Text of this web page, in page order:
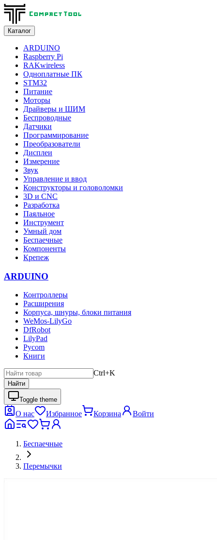
Каталог
ARDUINO
Raspberry Pi
RAKwireless
Одноплатные ПК
STM32
Питание
Моторы
Драйверы и ШИМ
Беспроводные
Датчики
Программирование
Преобразователи
Дисплеи
Измерение
Звук
Управление и ввод
Конструкторы и головоломки
3D и CNC
Разработка
Паяльное
Инструмент
Умный дом
Беспаечные
Компоненты
Крепеж
ARDUINO
Контроллеры
Расширения
Корпуса, шнуры, блоки питания
WeMos-LilyGo
DfRobot
LilyPad
Pycom
Книги
Ctrl+K
Найти
Toggle theme
О нас Избранное Корзина Войти
Беспаечные
Перемычки